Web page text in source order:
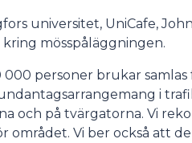
universitet, UniCafe,
mösspåläggningen.
personer brukar
i
och på tvärgatorna. Vi
området. Vi ber också att